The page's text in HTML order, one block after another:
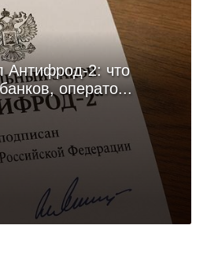
Антифрод-2: что
операто...